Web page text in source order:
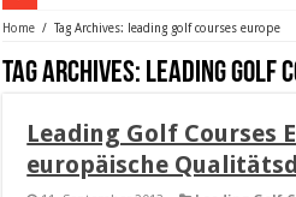
Home / Tag Archives: leading golf courses europe
Tag Archives: leading golf
Leading Golf Courses
europäische